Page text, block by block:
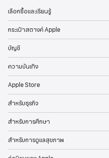
lเลือกซื้อและเรียนรู้
กระเป๋าสตางค์ Apple
บัญชี
ความบันเทิง
Apple Store
สำหรับธุรกิจ
สำหรับการศึกษา
สำหรับการดูแลสุขภาพ